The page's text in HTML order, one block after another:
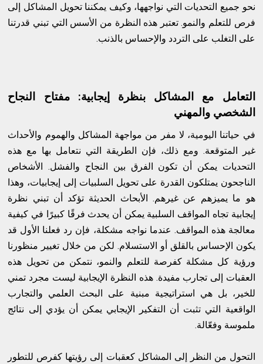
نحو جميع التحديات التي نواجهها، وكيف يمكننا تحويل المشاكل إلى
فرص للتعلم والنمو. تعتبر هذه النظرة من الأسس التي تبني قدرتنا
على التغلب على التردد والإحساس بالذنب.
التعامل مع المشاكل بنظرة إيجابية: مفتاح النجاح
الشخصي والمهني
في حياتنا اليومية، لا مفر من مواجهة المشاكل والهموم والأحداث
غير المتوقعة. ومع ذلك، فإن الطريقة التي نتعامل بها مع هذه
التحديات يمكن أن تكون الفرق بين النجاح والفشل. الأشخاص
الناجحون يمتلكون القدرة على تحويل السلبيات إلى إيجابيات، وهذا
هو ما يميزهم عن غيرهم. الأبحاث الحديثة تؤكد أن تبني نظرة
إيجابية تجاه المواقف السلبية يمكن أن يحدث فرقًا كبيرًا في كيفية
معالجة هذه المواقف. عندما نواجه مشكلة، فإن رد فعلنا الأول قد
يكون الإحساس بالقلق أو الاستسلام. لكن من خلال تغيير منظورنا
ورؤية كل مشكلة كفرصة للتعلم والنمو، نتمكن من تحويل هذه
العقبات إلى تجارب مفيدة. هذه النظرة الإيجابية ليست مجرد تمني
للخير، بل هي استراتيجية مبنية على البحث العلمي والتجارب
الواقعية التي تثبت أن التفكير الإيجابي يمكن أن يؤدي إلى نتائج
ملموسة وفعّالة.
التحول من النظر إلى المشاكل كعقبات إلى رؤيتها كفرص للتطور